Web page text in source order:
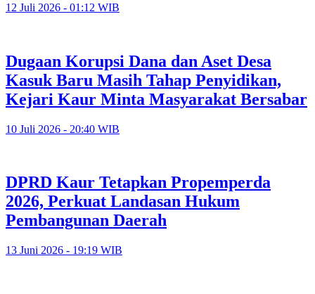
12 Juli 2026 - 01:12 WIB
Dugaan Korupsi Dana dan Aset Desa
Kasuk Baru Masih Tahap Penyidikan,
Kejari Kaur Minta Masyarakat Bersabar
10 Juli 2026 - 20:40 WIB
DPRD Kaur Tetapkan Propemperda
2026, Perkuat Landasan Hukum
Pembangunan Daerah
13 Juni 2026 - 19:19 WIB